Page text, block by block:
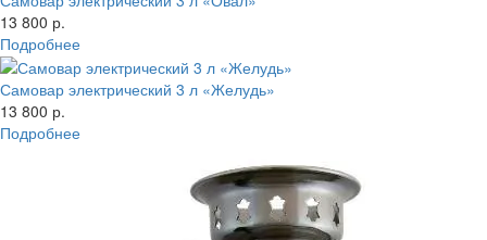
13 800 р.
Подробнее
Самовар электрический 3 л «Желудь»
13 800 р.
Подробнее